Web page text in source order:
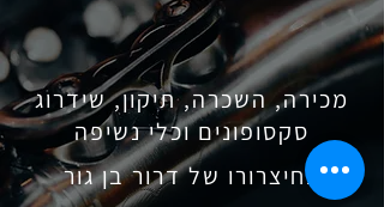
מכירה, השכרה, תיקון, שידרוג
סקסופונים וכלי נשיפה
בחיצרורו של דרור בן גור